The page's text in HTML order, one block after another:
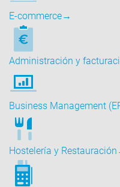
E-commerce→
Administración y
Business Management
Hostelería y Restauración